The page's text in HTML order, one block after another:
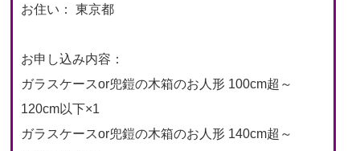
お住い： 東京都
お申し込み内容：
ガラスケースor兜鎧の木箱のお人形 100cm超～
120cm以下×1
ガラスケースor兜鎧の木箱のお人形 140cm超～